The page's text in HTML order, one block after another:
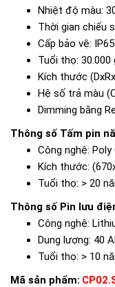
Nhiệt độ màu:
Thời gian chiếu
Cấp bảo vệ: IP65
Tuổi thọ: 30.000
Kích thước
Hệ số trả màu
Dimming bằng
Thông số Tấm pin
Công nghệ: Poly
Kích thước:
Tuổi thọ: > 20
Thông số Pin lưu
Công nghệ:
Dung lượng: 40
Tuổi thọ: > 10
Mã sản phẩm: